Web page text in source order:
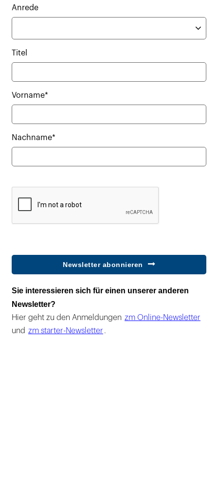
Anrede
Titel
Vorname*
Nachname*
Newsletter abonnieren
Sie interessieren sich für einen unserer anderen
Newsletter?
Hier geht zu den Anmeldungen zm Online-Newsletter
und zm starter-Newsletter .